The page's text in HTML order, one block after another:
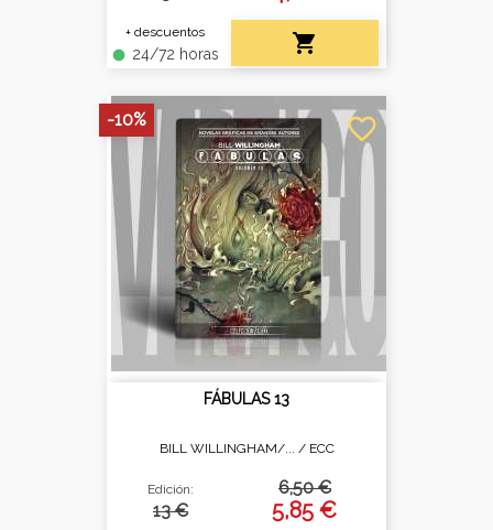
+ descuentos
fiber_manual_record 24/72 horas

FÁBULAS 13
BILL WILLINGHAM/... / ECC
Edición:
13 €
6,50 €
5,85 €
favorite_border
-10%